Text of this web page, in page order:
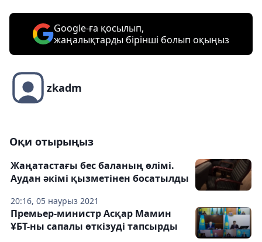
Google-ға қосылып,
жаңалықтарды бірінші болып оқыңыз
zkadm
Оқи отырыңыз
20:16, 05 наурыз 2021
Жаңатастағы бес баланың өлімі.
Аудан әкімі қызметінен босатылды
Премьер-министр Асқар Мамин
ҰБТ-ны сапалы өткізуді тапсырды